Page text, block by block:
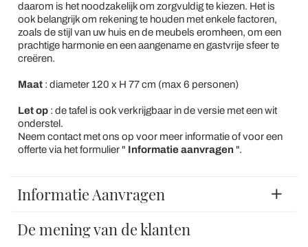
daarom is het noodzakelijk om zorgvuldig te kiezen. Het is
ook belangrijk om rekening te houden met enkele factoren,
zoals de stijl van uw huis en de meubels eromheen, om een
prachtige harmonie en een aangename en gastvrije sfeer te
creëren.
Maat: diameter 120 x H 77 cm (max 6 personen)
Let op: de tafel is ook verkrijgbaar in de versie met een wit
onderstel.
Neem contact met ons op voor meer informatie of voor een
offerte via het formulier " Informatie aanvragen ".
Informatie Aanvragen
De mening van de klanten